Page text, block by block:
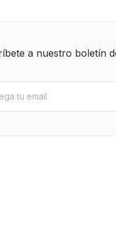
a nuestro boletín